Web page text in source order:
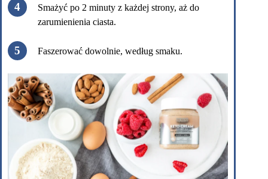
Smażyć po 2 minuty z każdej strony, aż do
zarumienienia ciasta.
Faszerować dowolnie, według smaku.